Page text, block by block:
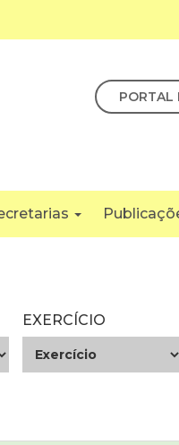
PORTAL
EXERCÍCIO